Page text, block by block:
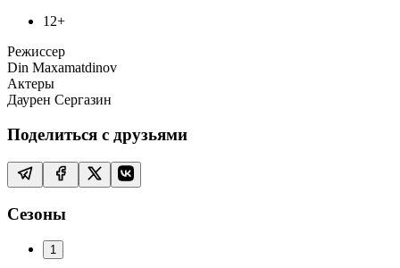
12+
Режиссер
Din Maxamatdinov
Актеры
Даурен Сергазин
Поделиться с друзьями
Сезоны
1